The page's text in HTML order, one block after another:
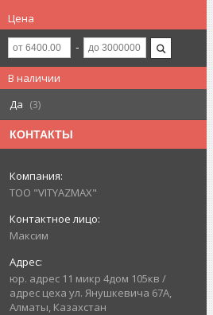
Цена
В наличии
Да
3
КОНТАКТЫ
ТОО "VITYAZMAX"
Максим
юр. адрес 11 микр 4дом 105кв /
адрес цеха ул. Янушкевича 67А,
Алматы, Казахстан